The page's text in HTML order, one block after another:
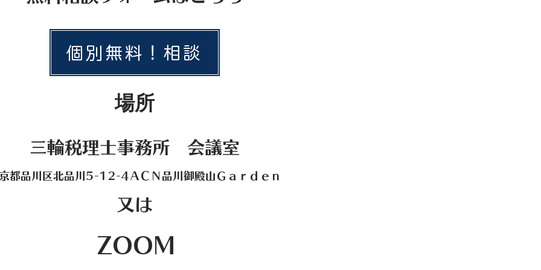
場所
三輪税理士事務所 会議室
都品川区北品川5-12-4ＡＣＮ品川御殿山Ｇａｒｄｅｎ
又は
ZOOM
個別無料！相談